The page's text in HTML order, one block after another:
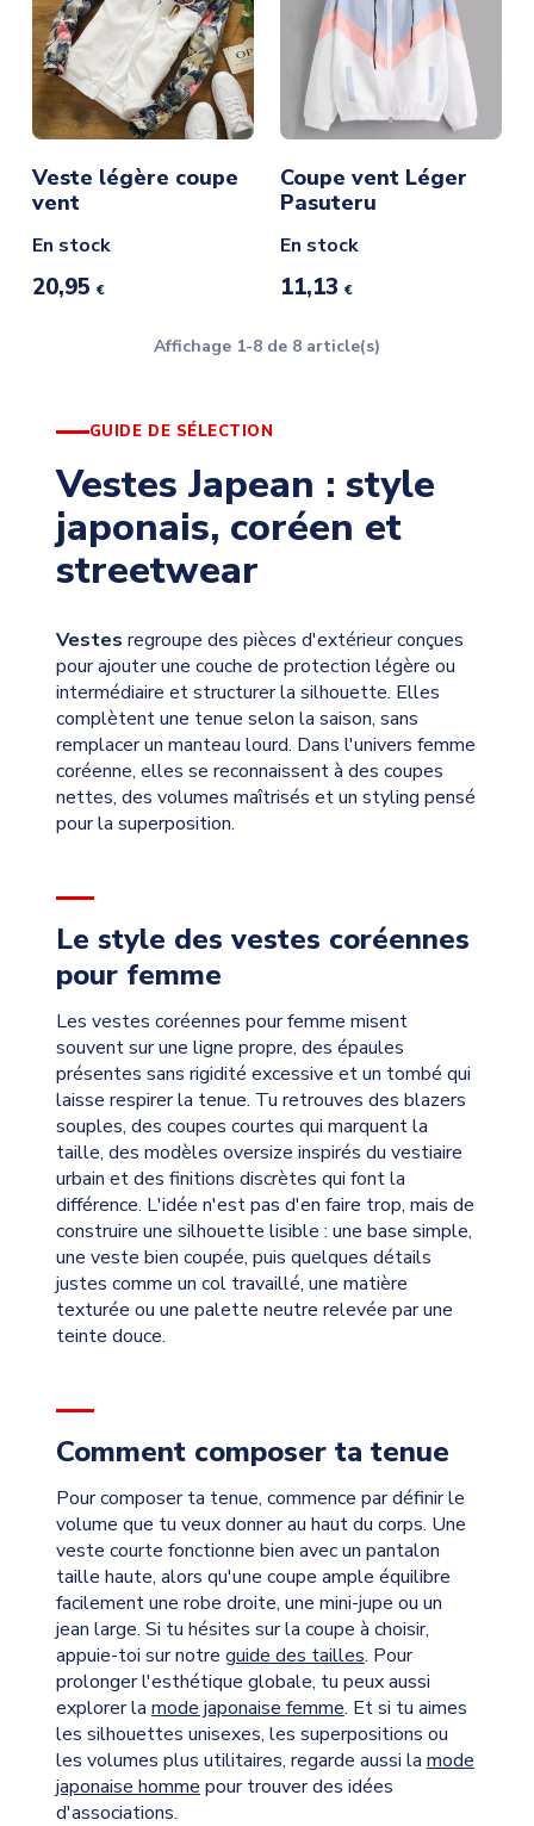
Veste légère coupe
vent
En stock
20,95 €
Coupe vent Léger
Pasuteru
En stock
11,13 €
Affichage 1-8 de 8 article(s)
GUIDE DE SÉLECTION
Vestes Japean : style
japonais, coréen et
streetwear
Vestes regroupe des pièces d'extérieur conçues
pour ajouter une couche de protection légère ou
intermédiaire et structurer la silhouette. Elles
complètent une tenue selon la saison, sans
remplacer un manteau lourd. Dans l'univers femme
coréenne, elles se reconnaissent à des coupes
nettes, des volumes maîtrisés et un styling pensé
pour la superposition.
Le style des vestes coréennes
pour femme
Les vestes coréennes pour femme misent
souvent sur une ligne propre, des épaules
présentes sans rigidité excessive et un tombé qui
laisse respirer la tenue. Tu retrouves des blazers
souples, des coupes courtes qui marquent la
taille, des modèles oversize inspirés du vestiaire
urbain et des finitions discrètes qui font la
différence. L'idée n'est pas d'en faire trop, mais de
construire une silhouette lisible : une base simple,
une veste bien coupée, puis quelques détails
justes comme un col travaillé, une matière
texturée ou une palette neutre relevée par une
teinte douce.
Comment composer ta tenue
Pour composer ta tenue, commence par définir le
volume que tu veux donner au haut du corps. Une
veste courte fonctionne bien avec un pantalon
taille haute, alors qu'une coupe ample équilibre
facilement une robe droite, une mini-jupe ou un
jean large. Si tu hésites sur la coupe à choisir,
appuie-toi sur notre guide des tailles. Pour
prolonger l'esthétique globale, tu peux aussi
explorer la mode japonaise femme. Et si tu aimes
les silhouettes unisexes, les superpositions ou
les volumes plus utilitaires, regarde aussi la mode
japonaise homme pour trouver des idées
d'associations.